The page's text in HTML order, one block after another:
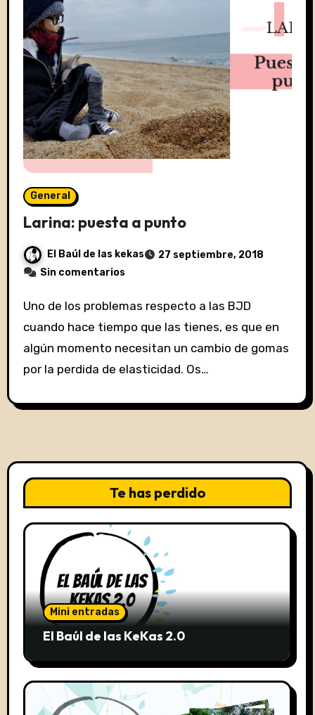
General
Larina: puesta a punto
El Baúl de las kekas
27 septiembre, 2018
Sin comentarios
Uno de los problemas respecto a las BJD
cuando hace tiempo que las tienes, es que en
algún momento necesitan un cambio de gomas
por la perdida de elasticidad. Os…
Te has perdido
Mini entradas
El Baúl de las KeKas 2.0